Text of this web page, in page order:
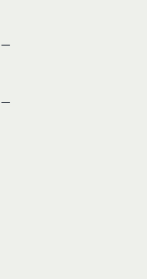
-
-